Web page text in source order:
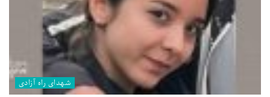
شهدای راه آزادی